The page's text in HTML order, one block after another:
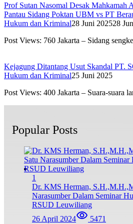
Prof Sutan Nasomal Desak Mahkamah
Pantau Sidang Poktan UBM vs PT
Hukum dan Kriminal28 Juni 202528
Post Views: 760 Jakarta – Sidang
Kejagung Ditantang Usut Skandal PT.
Hukum dan Kriminal25 Juni 2025
Post Views: 400 Jakarta – Suara-suara
Popular Posts
1
Dr. KMS Herman,
Narasumber Dalam Seminar
RSUD Leuwiliang
26 April 2024
5471